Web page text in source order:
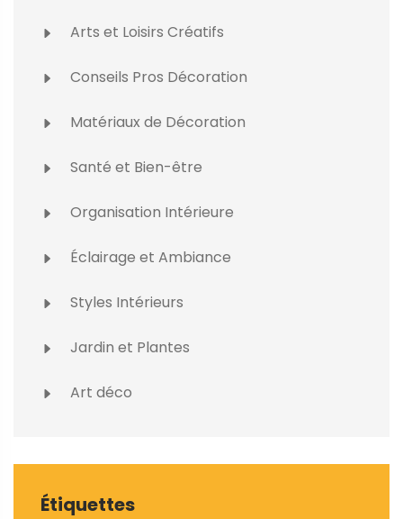
Arts et Loisirs Créatifs
Conseils Pros Décoration
Matériaux de Décoration
Santé et Bien-être
Organisation Intérieure
Éclairage et Ambiance
Styles Intérieurs
Jardin et Plantes
Art déco
Étiquettes